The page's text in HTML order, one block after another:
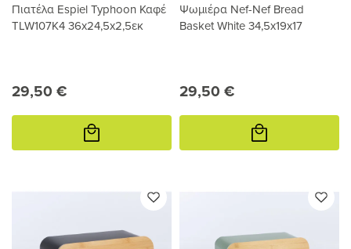
Πιατέλα Espiel Typhoon Καφέ
TLW107K4 36x24,5x2,5εκ
29,50 €
Προσθήκη
καλάθι
Ψωμιέρα Nef-Nef Bread
Basket White 34,5x19x17
29,50 €
Προσθήκη
καλάθι